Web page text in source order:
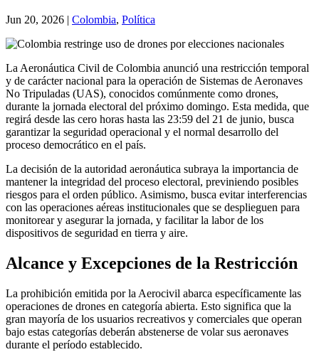
Jun 20, 2026 | Colombia, Política
La Aeronáutica Civil de Colombia anunció una restricción temporal
y de carácter nacional para la operación de Sistemas de Aeronaves
No Tripuladas (UAS), conocidos comúnmente como drones,
durante la jornada electoral del próximo domingo. Esta medida, que
regirá desde las cero horas hasta las 23:59 del 21 de junio, busca
garantizar la seguridad operacional y el normal desarrollo del
proceso democrático en el país.
La decisión de la autoridad aeronáutica subraya la importancia de
mantener la integridad del proceso electoral, previniendo posibles
riesgos para el orden público. Asimismo, busca evitar interferencias
con las operaciones aéreas institucionales que se desplieguen para
monitorear y asegurar la jornada, y facilitar la labor de los
dispositivos de seguridad en tierra y aire.
Alcance y Excepciones de la Restricción
La prohibición emitida por la Aerocivil abarca específicamente las
operaciones de drones en categoría abierta. Esto significa que la
gran mayoría de los usuarios recreativos y comerciales que operan
bajo estas categorías deberán abstenerse de volar sus aeronaves
durante el período establecido.